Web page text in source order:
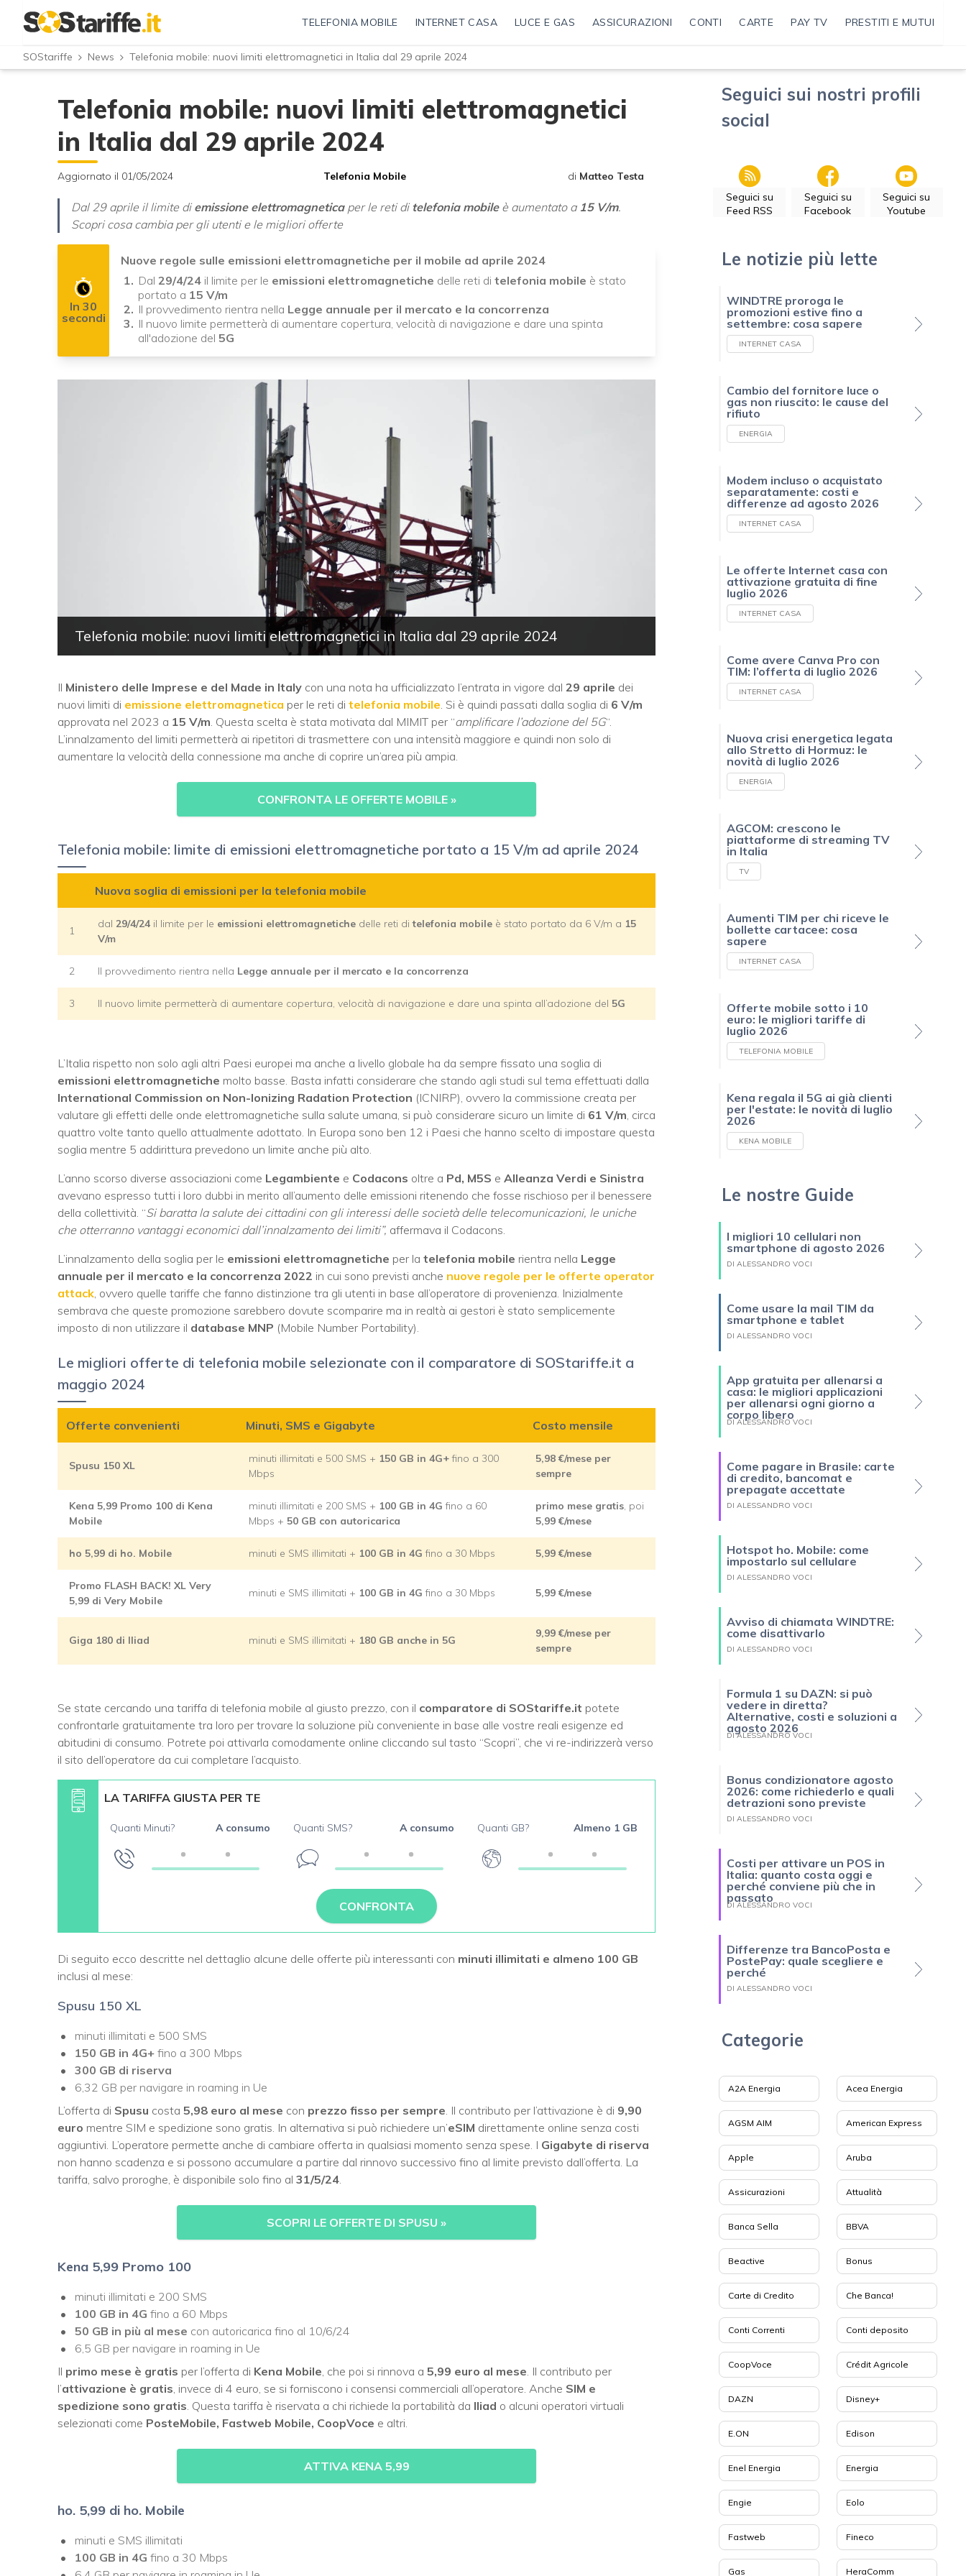
TELEFONIA MOBILE INTERNET CASA LUCE E GAS ASSICURAZIONI CONTI CARTE PAY TV PRESTITI E MUTUI
SOStariffe News Telefonia mobile: nuovi limiti elettromagnetici in Italia dal 29 aprile 2024
Telefonia mobile: nuovi limiti elettromagnetici
in Italia dal 29 aprile 2024
Aggiornato il 01/05/2024 Telefonia Mobile di Matteo Testa
Dal 29 aprile il limite di emissione elettromagneticaper le reti di telefonia mobileè aumentato a 15 V/m.
Scopri cosa cambia per gli utenti e le migliori offerte
In 30
secondi
Nuove regole sulle emissioni elettromagnetiche per il mobile ad aprile 2024
Dal 29/4/24 il limite per le emissioni elettromagnetiche delle reti di telefonia mobile è stato
portato a 15 V/m
Il provvedimento rientra nella Legge annuale per il mercato e la concorrenza
Il nuovo limite permetterà di aumentare copertura, velocità di navigazione e dare una spinta
all'adozione del 5G
Telefonia mobile: nuovi limiti elettromagnetici in Italia dal 29 aprile 2024
Il Ministero delle Imprese e del Made in Italy con una nota ha ufficializzato l’entrata in vigore dal 29 aprile dei
nuovi limiti di emissione elettromagnetica per le reti di telefonia mobile. Si è quindi passati dalla soglia di 6 V/m
approvata nel 2023 a 15 V/m. Questa scelta è stata motivata dal MIMIT per “amplificare l’adozione del 5G“.
L’innalzamento del limiti permetterà ai ripetitori di trasmettere con una intensità maggiore e quindi non solo di
aumentare la velocità della connessione ma anche di coprire un’area più ampia.
CONFRONTA LE OFFERTE MOBILE »
Telefonia mobile: limite di emissioni elettromagnetiche portato a 15 V/m ad aprile 2024
Nuova soglia di emissioni per la telefonia mobile
1
dal 29/4/24 il limite per le emissioni elettromagnetiche delle reti ditelefonia mobile è stato portato da 6 V/m a 15
V/m
2 Il provvedimento rientra nella Legge annuale per il mercato e la concorrenza
3 Il nuovo limite permetterà di aumentare copertura, velocità di navigazione e dare una spinta all’adozione del 5G
L’Italia rispetto non solo agli altri Paesi europei ma anche a livello globale ha da sempre fissato una soglia di
emissioni elettromagnetiche molto basse. Basta infatti considerare che stando agli studi sul tema effettuati dalla
International Commission on Non-Ionizing Radation Protection (ICNIRP), ovvero la commissione creata per
valutare gli effetti delle onde elettromagnetiche sulla salute umana, si può considerare sicuro un limite di 61 V/m , circa
quattro volte tanto quello attualmente adottato. In Europa sono ben 12 i Paesi che hanno scelto di impostare questa
soglia mentre 5 addirittura prevedono un limite anche più alto.
L’anno scorso diverse associazioni come Legambiente e Codacons oltre a Pd, M5S e Alleanza Verdi e Sinistra
avevano espresso tutti i loro dubbi in merito all’aumento delle emissioni ritenendo che fosse rischioso per il benessere
della collettività. “Si baratta la salute dei cittadini con gli interessi delle società delle telecomunicazioni, le uniche
che otterranno vantaggi economici dall’innalzamento dei limiti”, affermava il Codacons.
L’innalzamento della soglia per le emissioni elettromagnetiche per la telefonia mobile rientra nella Legge
annuale per il mercato e la concorrenza 2022 in cui sono previsti anche nuove regole per le offerte operator
attack , ovvero quelle tariffe che fanno distinzione tra gli utenti in base all’operatore di provenienza. Inizialmente
sembrava che queste promozione sarebbero dovute scomparire ma in realtà ai gestori è stato semplicemente
imposto di non utilizzare il database MNP (Mobile Number Portability).
Le migliori offerte di telefonia mobile selezionate con il comparatore di SOStariffe.it a
maggio 2024
Offerte convenienti Minuti, SMS e Gigabyte Costo mensile
Spusu 150 XL
minuti illimitati e 500 SMS + 150 GB in 4G+fino a 300
Mbps
5,98 €/mese per
sempre
Kena 5,99 Promo 100 di Kena
Mobile
minuti illimitati e 200 SMS + 100 GB in 4G fino a 60
Mbps + 50 GB con autoricarica
primo mese gratis, poi
5,99 €/mese
ho 5,99 di ho. Mobile minuti e SMS illimitati + 100 GB in 4G fino a 30 Mbps 5,99 €/mese
Promo FLASH BACK! XL Very
5,99 di Very Mobile
minuti e SMS illimitati + 100 GB in 4G fino a 30 Mbps 5,99 €/mese
Giga 180 di Iliad minuti e SMS illimitati + 180 GB anche in 5G
9,99 €/mese per
sempre
Se state cercando una tariffa di telefonia mobile al giusto prezzo, con il comparatore di SOStariffe.it potete
confrontarle gratuitamente tra loro per trovare la soluzione più conveniente in base alle vostre reali esigenze ed
abitudini di consumo. Potrete poi attivarla comodamente online cliccando sul tasto “Scopri”, che vi re-indirizzerà verso
il sito dell’operatore da cui completare l’acquisto.
LA TARIFFA GIUSTA PER TE
Quanti Minuti? A consumo Quanti SMS? A consumo Quanti GB? Almeno 1 GB
CONFRONTA
Di seguito ecco descritte nel dettaglio alcune delle offerte più interessanti con minuti illimitati e almeno 100 GB
inclusi al mese:
Spusu 150 XL
minuti illimitati e 500 SMS
150 GB in 4G+ fino a 300 Mbps
300 GB di riserva
6,32 GB per navigare in roaming in Ue
L’offerta di Spusu costa 5,98 euro al mese con prezzo fisso per sempre . Il contributo per l’attivazione è di 9,90
euro mentre SIM e spedizione sono gratis. In alternativa si può richiedere un’eSIM direttamente online senza costi
aggiuntivi. L’operatore permette anche di cambiare offerta in qualsiasi momento senza spese. I Gigabyte di riserva
non hanno scadenza e si possono accumulare a partire dal rinnovo successivo fino al limite previsto dall’offerta. La
tariffa, salvo proroghe, è disponibile solo fino al 31/5/24
SCOPRI LE OFFERTE DI SPUSU »
Kena 5,99 Promo 100
minuti illimitati e 200 SMS
100 GB in 4G fino a 60 Mbps
50 GB in più al mese con autoricarica fino al 10/6/24
6,5 GB per navigare in roaming in Ue
Il primo mese è gratis per l’offerta di Kena Mobile , che poi si rinnova a 5,99 euro al mese . Il contributo per
l’attivazione è gratis , invece di 4 euro, se si forniscono i consensi commerciali all’operatore. Anche SIM e
spedizione sono gratis . Questa tariffa è riservata a chi richiede la portabilità da Iliad o alcuni operatori virtuali
selezionati come PosteMobile, Fastweb Mobile, CoopVoce e altri.
ATTIVA KENA 5,99
ho. 5,99 di ho. Mobile
minuti e SMS illimitati
100 GB in 4G fino a 30 Mbps
Seguici sui nostri profili
social
Seguici su
Feed RSS
Seguici su
Facebook
Seguici su
Youtube
Le notizie più lette
WINDTRE proroga le
promozioni estive fino a
settembre: cosa sapere
INTERNET CASA
Cambio del fornitore luce o
gas non riuscito: le cause del
rifiuto
ENERGIA
Modem incluso o acquistato
separatamente: costi e
differenze ad agosto 2026
INTERNET CASA
Le offerte Internet casa con
attivazione gratuita di fine
luglio 2026
INTERNET CASA
Come avere Canva Pro con
TIM: l’offerta di luglio 2026
INTERNET CASA
Nuova crisi energetica legata
allo Stretto di Hormuz: le
novità di luglio 2026
ENERGIA
AGCOM: crescono le
piattaforme di streaming TV
in Italia
TV
Aumenti TIM per chi riceve le
bollette cartacee: cosa
sapere
INTERNET CASA
Offerte mobile sotto i 10
euro: le migliori tariffe di
luglio 2026
TELEFONIA MOBILE
Kena regala il 5G ai già clienti
per l'estate: le novità di luglio
2026
KENA MOBILE
Le nostre Guide
I migliori 10 cellulari non
smartphone di agosto 2026
DI ALESSANDRO VOCI
Come usare la mail TIM da
smartphone e tablet
DI ALESSANDRO VOCI
App gratuita per allenarsi a
casa: le migliori applicazioni
per allenarsi ogni giorno a
corpo libero
DI ALESSANDRO VOCI
Come pagare in Brasile: carte
di credito, bancomat e
prepagate accettate
DI ALESSANDRO VOCI
Hotspot ho. Mobile: come
impostarlo sul cellulare
DI ALESSANDRO VOCI
Avviso di chiamata WINDTRE:
come disattivarlo
DI ALESSANDRO VOCI
Formula 1 su DAZN: si può
vedere in diretta?
Alternative, costi e soluzioni a
agosto 2026
DI ALESSANDRO VOCI
Bonus condizionatore agosto
2026: come richiederlo e quali
detrazioni sono previste
DI ALESSANDRO VOCI
Costi per attivare un POS in
Italia: quanto costa oggi e
perché conviene più che in
passato
DI ALESSANDRO VOCI
Differenze tra BancoPosta e
PostePay: quale scegliere e
perché
DI ALESSANDRO VOCI
Categorie
A2A Energia Acea Energia
AGSM AIM American Express
Apple Aruba
Assicurazioni Attualità
Banca Sella BBVA
Beactive Bonus
Carte di Credito Che Banca!
Conti Correnti Conti deposito
CoopVoce Crédit Agricole
DAZN Disney+
E.ON Edison
Enel Energia Energia
Engie Eolo
Fastweb Fineco
Gas HeraComm